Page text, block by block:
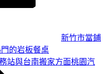
新竹市當鋪
的岩板餐桌
站與台南搬家方面桃園汽